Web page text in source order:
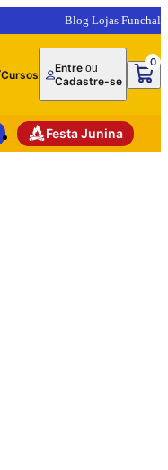
Blog Lojas Funchal
Cursos Entreou
Cadastre-se
0
Festa Junina